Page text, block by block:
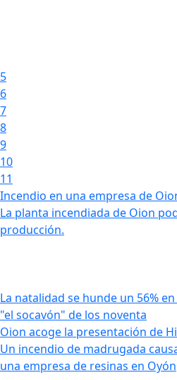
5
6
7
8
9
10
11
Incendio en una empresa de
La planta incendiada de Oion
producción.
La natalidad se hunde un 56%
"el socavón" de los noventa
Oion acoge la presentación de
Un incendio de madrugada
una empresa de resinas en Oyón